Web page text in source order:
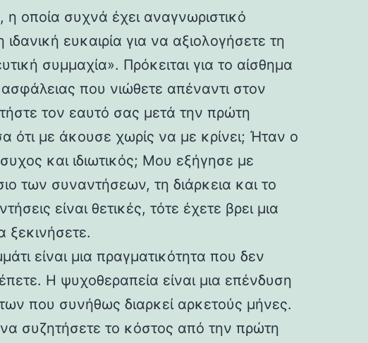
οποία συχνά έχει αναγνωριστικό
ευκαιρία για να αξιολογήσετε τη
συμμαχία». Πρόκειται για το αίσθημα
που νιώθετε απέναντι στον
τον εαυτό σας μετά την πρώτη
ότι με άκουσε χωρίς να με κρίνει; Ήταν ο
και ιδιωτικός; Μου εξήγησε με
των συναντήσεων, τη διάρκεια και το
είναι θετικές, τότε έχετε βρει μια
ξεκινήσετε.
είναι μια πραγματικότητα που δεν
Η ψυχοθεραπεία είναι μια επένδυση
που συνήθως διαρκεί αρκετούς μήνες.
να συζητήσετε το κόστος από την πρώτη